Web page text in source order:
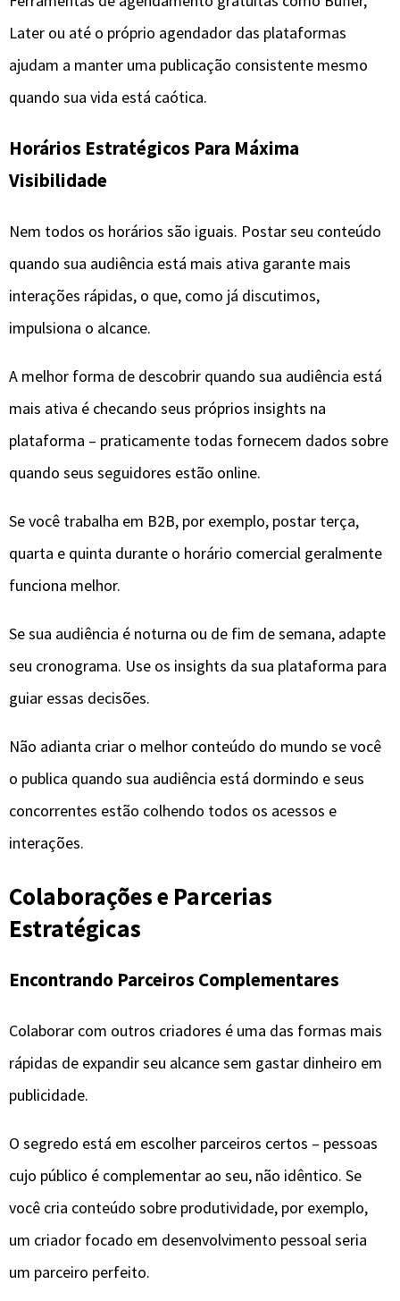
Later ou até o próprio agendador das plataformas
ajudam a manter uma publicação consistente mesmo
quando sua vida está caótica.
Horários Estratégicos Para Máxima
Visibilidade
Nem todos os horários são iguais. Postar seu conteúdo
quando sua audiência está mais ativa garante mais
interações rápidas, o que, como já discutimos,
impulsiona o alcance.
A melhor forma de descobrir quando sua audiência está
mais ativa é checando seus próprios insights na
plataforma – praticamente todas fornecem dados sobre
quando seus seguidores estão online.
Se você trabalha em B2B, por exemplo, postar terça,
quarta e quinta durante o horário comercial geralmente
funciona melhor.
Se sua audiência é noturna ou de fim de semana, adapte
seu cronograma. Use os insights da sua plataforma para
guiar essas decisões.
Não adianta criar o melhor conteúdo do mundo se você
o publica quando sua audiência está dormindo e seus
concorrentes estão colhendo todos os acessos e
interações.
Colaborações e Parcerias
Estratégicas
Encontrando Parceiros Complementares
Colaborar com outros criadores é uma das formas mais
rápidas de expandir seu alcance sem gastar dinheiro em
publicidade.
O segredo está em escolher parceiros certos – pessoas
cujo público é complementar ao seu, não idêntico. Se
você cria conteúdo sobre produtividade, por exemplo,
um criador focado em desenvolvimento pessoal seria
um parceiro perfeito.